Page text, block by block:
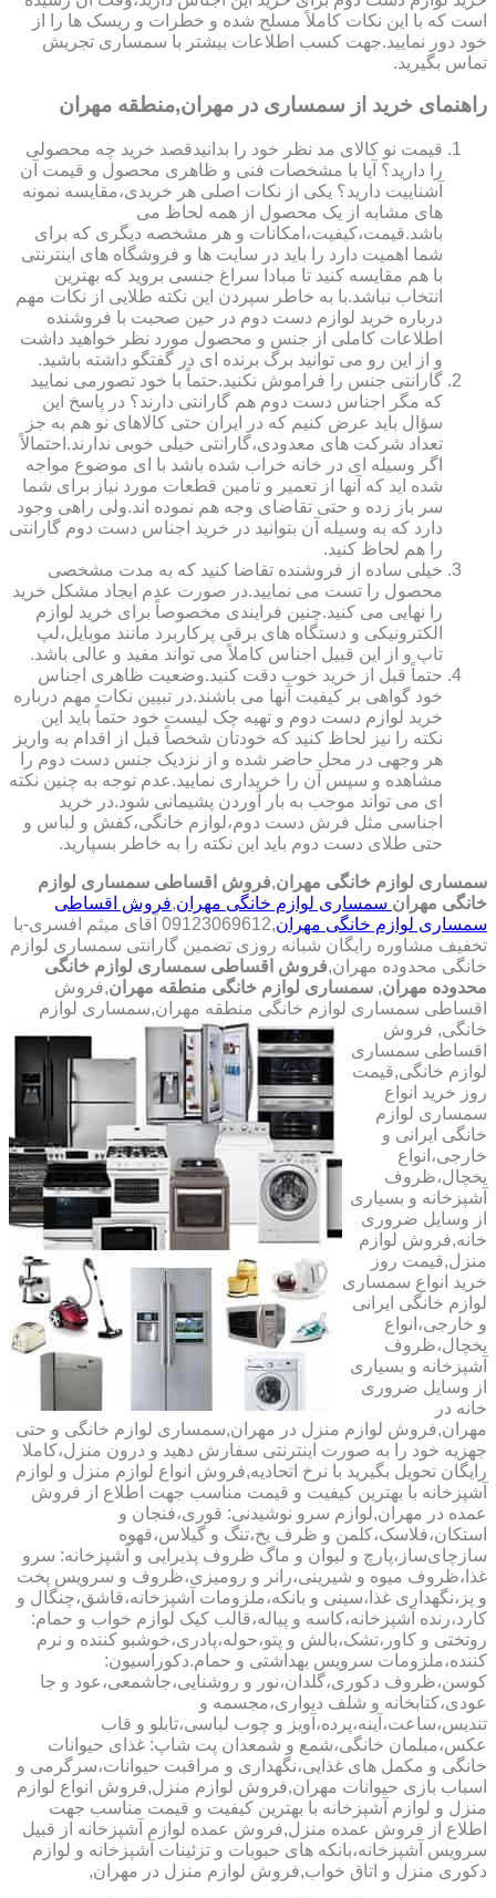
است که با این نکات کاملاً مسلح شده و خطرات و ریسک ها را از
خود دور نمایید.جهت کسب اطلاعات بیشتر با سمساری تجریش
تماس بگیرید.
راهنمای خرید از سمساری در مهران,منطقه مهران
قیمت نو کالای مد نظر خود را بدانیدقصد خرید چه محصولی
را دارید؟ آیا با مشخصات فنی و ظاهری محصول و قیمت آن
آشناییت دارید؟ یکی از نکات اصلی هر خریدی،مقایسه نمونه
های مشابه از یک محصول از همه لحاظ می
باشد.قیمت،کیفیت،امکانات و هر مشخصه دیگری که برای
شما اهمیت دارد را باید در سایت ها و فروشگاه های اینترنتی
با هم مقایسه کنید تا مبادا سراغ جنسی بروید که بهترین
انتخاب نباشد.با به خاطر سپردن این نکته طلایی از نکات مهم
درباره خرید لوازم دست دوم در حین صحبت با فروشنده
اطلاعات کاملی از جنس و محصول مورد نظر خواهید داشت
و از این رو می توانید برگ برنده ای در گفتگو داشته باشید.
گارانتی جنس را فراموش نکنید.حتماً با خود تصورمی نمایید
که مگر اجناس دست دوم هم گارانتی دارند؟ در پاسخ این
سؤال باید عرض کنیم که در ایران حتی کالاهای نو هم به جز
تعداد شرکت های معدودی،گارانتی خیلی خوبی ندارند.احتمالاً
اگر وسیله ای در خانه خراب شده باشد با ای موضوع مواجه
شده اید که آنها از تعمیر و تامین قطعات مورد نیاز برای شما
سر باز زده و حتی تقاضای وجه هم نموده اند.ولی راهی وجود
دارد که به وسیله آن بتوانید در خرید اجناس دست دوم گارانتی
را هم لحاظ کنید.
خیلی ساده از فروشنده تقاضا کنید که به مدت مشخصی
محصول را تست می نمایید.در صورت عدم ایجاد مشکل خرید
را نهایی می کنید.چنین فرایندی مخصوصاً برای خرید لوازم
الکترونیکی و دستگاه های برقی پرکاربرد مانند موبایل،لپ
تاپ و از این قبیل اجناس کاملاً می تواند مفید و عالی باشد.
حتماً قبل از خرید خوب دقت کنید.وضعیت ظاهری اجناس
خود گواهی بر کیفیت آنها می باشند.در تبیین نکات مهم درباره
خرید لوازم دست دوم و تهیه چک لیست خود حتماً باید این
نکته را نیز لحاظ کنید که خودتان شخصاً قبل از اقدام به واریز
هر وجهی در محل حاضر شده و از نزدیک جنس دست دوم را
مشاهده و سپس آن را خریداری نمایید.عدم توجه به چنین نکته
ای می تواند موجب به بار آوردن پشیمانی شود.در خرید
اجناسی مثل فرش دست دوم،لوازم خانگی،کفش و لباس و
حتی طلای دست دوم باید این نکته را به خاطر بسپارید.
سمساری لوازم خانگی مهران,فروش اقساطی سمساری لوازم
خانگی مهران سمساری لوازم خانگی مهران,فروش اقساطی
سمساری لوازم خانگی مهران
,09123069612 آقای میثم افسری-با
تخفیف مشاوره رایگان شبانه روزی تضمین گارانتی سمساری لوازم
خانگی محدوده مهران,فروش اقساطی سمساری لوازم خانگی
محدوده مهران, سمساری لوازم خانگی منطقه مهران,فروش
اقساطی سمساری لوازم خانگی منطقه مهران,سمساری لوازم
خانگی, فروش
اقساطی سمساری
لوازم خانگی,قیمت
روز خرید انواع
سمساری لوازم
خانگی ایرانی و
خارجی،انواع
یخچال،ظروف
آشپزخانه و بسیاری
از وسایل ضروری
خانه,فروش لوازم
منزل,قیمت روز
خرید انواع سمساری
لوازم خانگی ایرانی
و خارجی،انواع
یخچال،ظروف
آشپزخانه و بسیاری
از وسایل ضروری
خانه در
مهران,فروش لوازم منزل در مهران,سمساری لوازم خانگی و حتی
جهزیه خود را به صورت اینترنتی سفارش دهید و درون منزل،کاملا
رایگان تحویل بگیرید با نرخ اتحادیه,فروش انواع لوازم منزل و لوازم
آشپزخانه با بهترین کیفیت و قیمت مناسب جهت اطلاع از فروش
عمده در مهران,لوازم سرو نوشیدنی: قوری،فنجان و
استکان،فلاسک،کلمن و ظرف یخ،تنگ و گیلاس،قهوه
سازچای‌ساز،پارچ و لیوان و ماگ ظروف پذیرایی و آشپزخانه: سرو
غذا،ظروف میوه و شیرینی،رانر و رومیزی،ظروف و سرویس پخت
و پز،نگهداری غذا،سینی و بانکه،ملزومات آشپزخانه،قاشق،چنگال و
کارد،رنده آشپزخانه،کاسه و پیاله،قالب کیک لوازم خواب و حمام:
روتختی و کاور،تشک،بالش و پتو،حوله،پادری،خوشبو کننده و نرم
کننده،ملزومات سرویس بهداشتی و حمام.دکوراسیون:
کوسن،ظروف دکوری،گلدان،نور و روشنایی،جاشمعی،عود و جا
عودی،کتابخانه و شلف دیواری،مجسمه و
تندیس،ساعت،آینه،پرده،آویز و چوب لباسی،تابلو و قاب
عکس،مبلمان خانگی،شمع و شمعدان پت شاپ: غذای حیوانات
خانگی و مکمل های غذایی،نگهداری و مراقبت حیوانات،سرگرمی و
اسباب بازی حیوانات مهران,فروش لوازم منزل,فروش انواع لوازم
منزل و لوازم آشپزخانه با بهترین کیفیت و قیمت مناسب جهت
اطلاع از فروش عمده منزل,فروش عمده لوازم آشپزخانه از قبیل
سرویس آشپزخانه،بانکه های حبوبات و تزئینات آشپزخانه و لوازم
دکوری منزل و اتاق خواب,فروش لوازم منزل در مهران,